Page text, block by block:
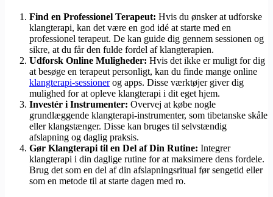
Find en Professionel Terapeut: Hvis du ønsker at udforske
klangterapi, kan det være en god idé at starte med en
professionel terapeut. De kan guide dig gennem sessionen og
sikre, at du får den fulde fordel af klangterapien.
Udforsk Online Muligheder: Hvis det ikke er muligt for dig
at besøge en terapeut personligt, kan du finde mange online
klangterapi-sessionerog apps. Disse værktøjer giver dig
mulighed for at opleve klangterapi i dit eget hjem.
Investér i Instrumenter: Overvej at købe nogle
grundlæggende klangterapi-instrumenter, som tibetanske skåle
eller klangstænger. Disse kan bruges til selvstændig
afslapning og daglig praksis.
Gør Klangterapi til en Del af Din Rutine: Integrer
klangterapi i din daglige rutine for at maksimere dens fordele.
Brug det som en del af din afslapningsritual før sengetid eller
som en metode til at starte dagen med ro.